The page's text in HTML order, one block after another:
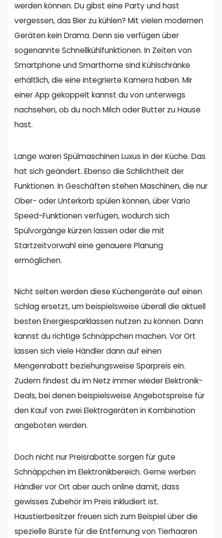
werden können. Du gibst eine Party und hast
vergessen, das Bier zu kühlen? Mit vielen modernen
Geräten kein Drama. Denn sie verfügen über
sogenannte Schnellkühlfunktionen. In Zeiten von
Smartphone und Smarthome sind Kühlschränke
erhältlich, die eine integrierte Kamera haben. Mir
einer App gekoppelt kannst du von unterwegs
nachsehen, ob du noch Milch oder Butter zu Hause
hast.
Lange waren Spülmaschinen Luxus in der Küche. Das
hat sich geändert. Ebenso die Schlichtheit der
Funktionen. In Geschäften stehen Maschinen, die nur
Ober- oder Unterkorb spülen können, über Vario
Speed-Funktionen verfügen, wodurch sich
Spülvorgänge kürzen lassen oder die mit
Startzeitvorwahl eine genauere Planung
ermöglichen.
Nicht selten werden diese Küchengeräte auf einen
Schlag ersetzt, um beispielsweise überall die aktuell
besten Energiesparklassen nutzen zu können. Dann
kannst du richtige Schnäppchen machen. Vor Ort
lassen sich viele Händler dann auf einen
Mengenrabatt beziehungsweise Sparpreis ein.
Zudem findest du im Netz immer wieder Elektronik-
Deals, bei denen beispielsweise Angebotspreise für
den Kauf von zwei Elektrogeräten in Kombination
angeboten werden.
Doch nicht nur Preisrabatte sorgen für gute
Schnäppchen im Elektronikbereich. Gerne werben
Händler vor Ort aber auch online damit, dass
gewisses Zubehör im Preis inkludiert ist.
Haustierbesitzer freuen sich zum Beispiel über die
spezielle Bürste für die Entfernung von Tierhaaren